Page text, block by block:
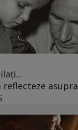
reflecteze asupra